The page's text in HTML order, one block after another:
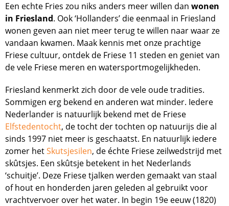
Een echte Fries zou niks anders meer willen dan wonen
in Friesland. Ook ‘Hollanders’ die eenmaal in Friesland
wonen geven aan niet meer terug te willen naar waar ze
vandaan kwamen. Maak kennis met onze prachtige
Friese cultuur, ontdek de Friese 11 steden en geniet van
de vele Friese meren en watersportmogelijkheden.
Friesland kenmerkt zich door de vele oude tradities.
Sommigen erg bekend en anderen wat minder. Iedere
Nederlander is natuurlijk bekend met de Friese
Elfstedentocht, de tocht der tochten op natuurijs die al
sinds 1997 niet meer is geschaatst. En natuurlijk iedere
zomer hetSkutsjesilen, de échte Friese zeilwedstrijd met
skûtsjes. Een skûtsje betekent in het Nederlands
‘schuitje’. Deze Friese tjalken werden gemaakt van staal
of hout en honderden jaren geleden al gebruikt voor
vrachtvervoer over het water. In begin 19e eeuw (1820)